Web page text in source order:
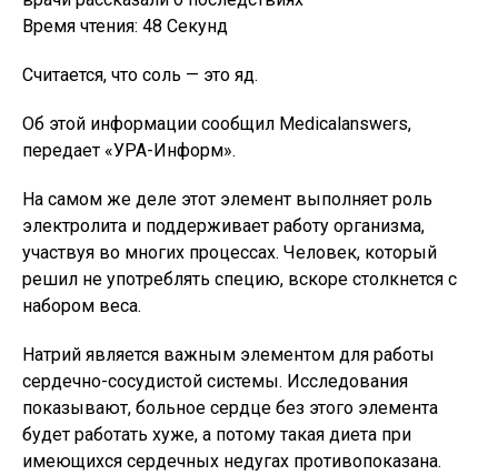
Время чтения: 48 Секунд
Считается, что соль — это яд.
Об этой информации сообщил Мedicalanswers,
передает «УРА-Информ».
На самом же деле этот элемент выполняет роль
электролита и поддерживает работу организма,
участвуя во многих процессах. Человек, который
решил не употреблять специю, вскоре столкнется с
набором веса.
Натрий является важным элементом для работы
сердечно-сосудистой системы. Исследования
показывают, больное сердце без этого элемента
будет работать хуже, а потому такая диета при
имеющихся сердечных недугах противопоказана.